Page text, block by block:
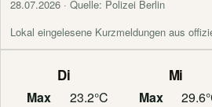
28.07.2026 · Quelle: Polizei Berlin
Lokal eingelesene Kurzmeldungen aus
Di
Max
23.2°C
Mi
Max